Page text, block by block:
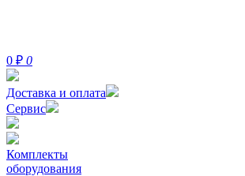
0 ₽ 0
Доставка и оплата
Сервис
Комплекты
оборудования